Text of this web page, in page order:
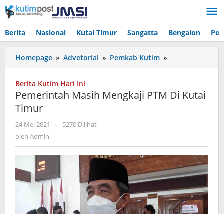
Lewati
ke
Berita Nasional Kutai Timur Sangatta Bengalon
Homepage » Advetorial » Pemkab Kutim »
Masih
Di
Berita Kutim Hari Ini
Pemerintah Masih Mengkaji PTM Di Kutai
Timur
24 Mei 2021
oleh
-
5270 Dilihat
oleh Admin